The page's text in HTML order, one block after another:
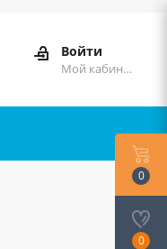
Войти
Мой кабинет
0
0